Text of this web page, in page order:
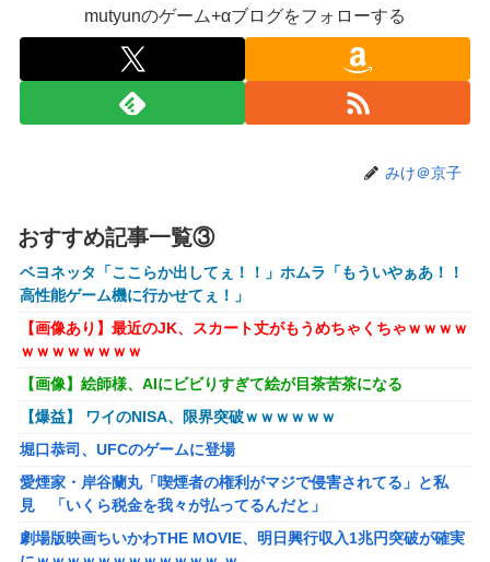
ロロの演劇のせいで2人も無駄死ににwwww
【画像】石川佳純さん(31)の体、エッッッッッッッッッッッ
ッッッッッッ！
【速報】熊本イオンモール、爆発の原因は『これ』の可能性
くって終わるｗｗｗｗｗｗｗ
を減らすチート技が発覚ｗｗｗ
【動画】大阪府警に射殺されたオッサン、めちゃめちゃ苦し
そうに死ぬ
【悲報】黒人、卑怯すぎて炎上するｗｗｗｗ
【画像】井口裕香(36)、タンクトップがはち切れそうなくら
いデカイｗｗｗｗｗｗｗｗｗｗｗ
【画像】 AI「写真の背景削除？ガンプラの箱追加しといて
あげよ????」
【ホロライブ】アキロゼ、映画をきっかけに「ちいかわ」に
mutyunのゲーム+αブログをフォローする
みけ＠京子
おすすめ記事一覧③
ベヨネッタ「ここらか出してぇ！！」ホムラ「もういやぁあ！！
高性能ゲーム機に行かせてぇ！」
【画像あり】最近のJK、スカート丈がもうめちゃくちゃｗｗｗｗ
ｗｗｗｗｗｗｗｗ
【画像】絵師様、AIにビビりすぎて絵が目茶苦茶になる
【爆益】 ワイのNISA、限界突破ｗｗｗｗｗｗ
堀口恭司、UFCのゲームに登場
愛煙家・岸谷蘭丸「喫煙者の権利がマジで侵害されてる」と私
見 「いくら税金を我々が払ってるんだと」
劇場版映画ちいかわTHE MOVIE、明日興行収入1兆円突破が確実